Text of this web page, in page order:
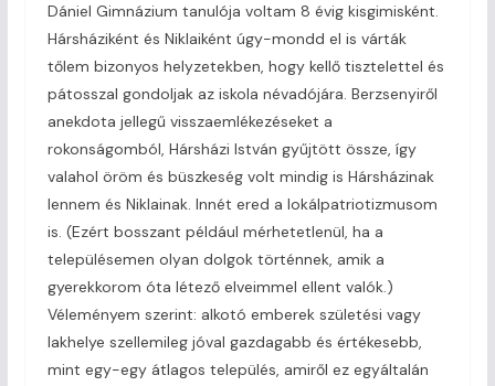
Dániel Gimnázium tanulója voltam 8 évig kisgimisként.
Hársháziként és Niklaiként úgy-mondd el is várták
tőlem bizonyos helyzetekben, hogy kellő tisztelettel és
pátosszal gondoljak az iskola névadójára. Berzsenyiről
anekdota jellegű visszaemlékezéseket a
rokonságomból, Hársházi István gyűjtött össze, így
valahol öröm és büszkeség volt mindig is Hársházinak
lennem és Niklainak. Innét ered a lokálpatriotizmusom
is. (Ezért bosszant például mérhetetlenül, ha a
településemen olyan dolgok történnek, amik a
gyerekkorom óta létező elveimmel ellent valók.)
Véleményem szerint: alkotó emberek születési vagy
lakhelye szellemileg jóval gazdagabb és értékesebb,
mint egy-egy átlagos település, amiről ez egyáltalán